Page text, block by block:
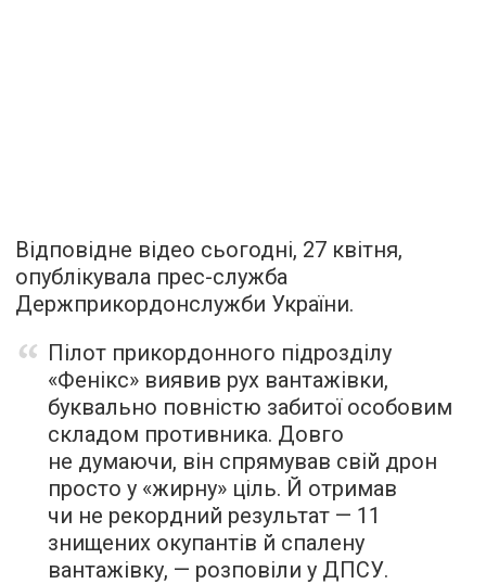
Відповідне відео сьогодні, 27 квітня,
опублікувала прес-служба
Держприкордонслужби України.
Пілот прикордонного підрозділу
«Фенікс» виявив рух вантажівки,
буквально повністю забитої особовим
складом противника. Довго
не думаючи, він спрямував свій дрон
просто у «жирну» ціль. Й отримав
чи не рекордний результат — 11
знищених окупантів й спалену
вантажівку, — розповіли у ДПСУ.